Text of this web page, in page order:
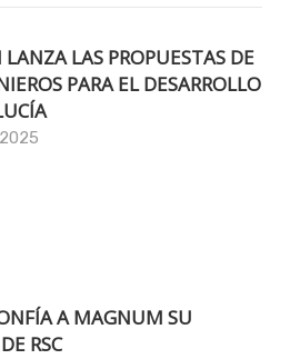
LAS PROPUESTAS DE
PARA EL DESARROLLO
A MAGNUM SU
RSC